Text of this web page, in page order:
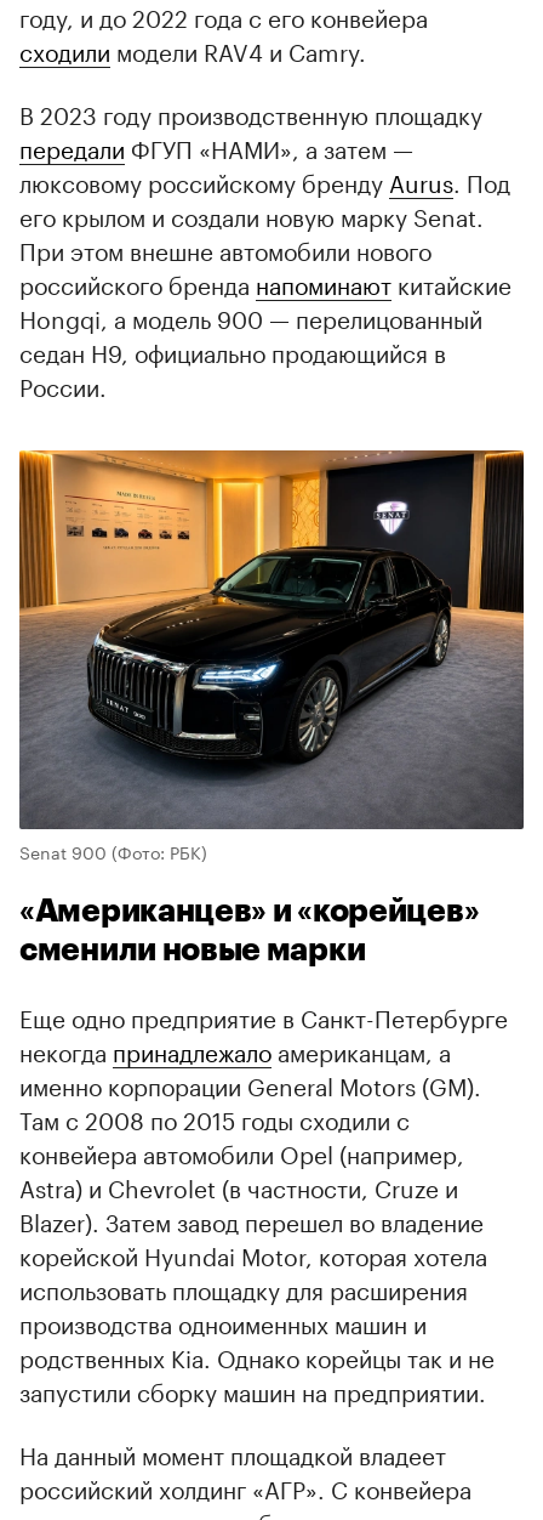
00:00 / 00:00
году, и до 2022 года с его конвейера
сходили модели RAV4 и Camry.
В 2023 году производственную площадку
передали ФГУП «НАМИ», а затем —
люксовому российскому бренду Aurus . Под
его крылом и создали новую марку Senat.
При этом внешне автомобили нового
российского бренда напоминают китайские
Hongqi, а модель 900 — перелицованный
седан H9, официально продающийся в
России.
Senat 900 (Фото: РБК)
«Американцев» и «корейцев»
сменили новые марки
Еще одно предприятие в Санкт-Петербурге
некогда принадлежало американцам, а
именно корпорации General Motors (GM).
Там с 2008 по 2015 годы сходили с
конвейера автомобили Opel (например,
Astra) и Chevrolet (в частности, Cruze и
Blazer). Затем завод перешел во владение
корейской Hyundai Motor, которая хотела
использовать площадку для расширения
производства одноименных машин и
родственных Kia. Однако корейцы так и не
запустили сборку машин на предприятии.
На данный момент площадкой владеет
российский холдинг «АГР». С конвейера